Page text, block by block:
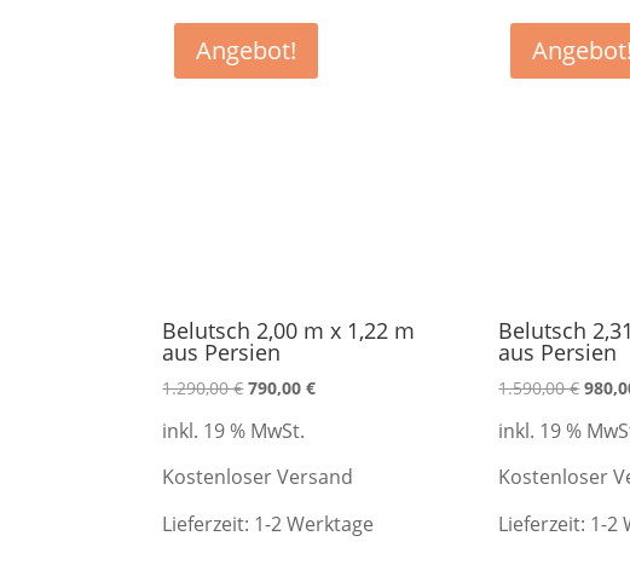
Angebot!
Belutsch 2,00 m x 1,22 m
aus Persien
1.290,00€Ursprünglicher
war:
1.290,00 €
790,00€Aktueller
790,00 €.
inkl. 19 % MwSt.
Kostenloser Versand
Lieferzeit: 1-2 Werktage
Angebot!
Belutsch
aus Persien
1.590,00€
war:
inkl. 19 %
Kostenloser
Lieferzeit: 1-2